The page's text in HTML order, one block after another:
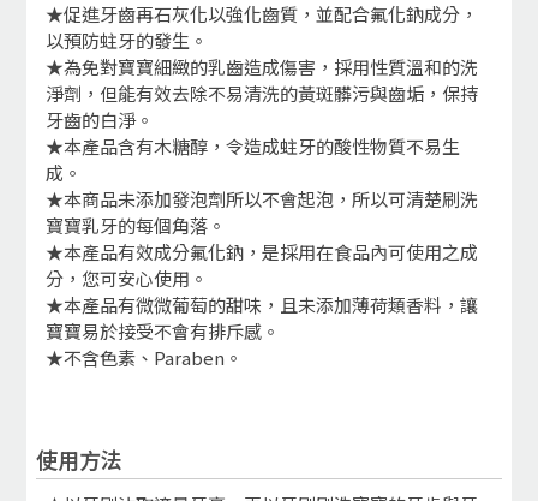
★促進牙齒再石灰化以強化齒質，並配合氟化鈉成分，
以預防蛀牙的發生。
★為免對寶寶細緻的乳齒造成傷害，採用性質溫和的洗
淨劑，但能有效去除不易清洗的黃斑髒污與齒垢，保持
牙齒的白淨。
★本產品含有木糖醇，令造成蛀牙的酸性物質不易生
成。
★本商品未添加發泡劑所以不會起泡，所以可清楚刷洗
寶寶乳牙的每個角落。
★本產品有效成分氟化鈉，是採用在食品內可使用之成
分，您可安心使用。
★本產品有微微葡萄的甜味，且未添加薄荷類香料，讓
寶寶易於接受不會有排斥感。
★不含色素、Paraben。
使用方法